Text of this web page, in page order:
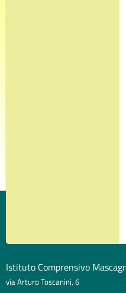
Istituto Comprensivo
via Arturo Toscanini, 6